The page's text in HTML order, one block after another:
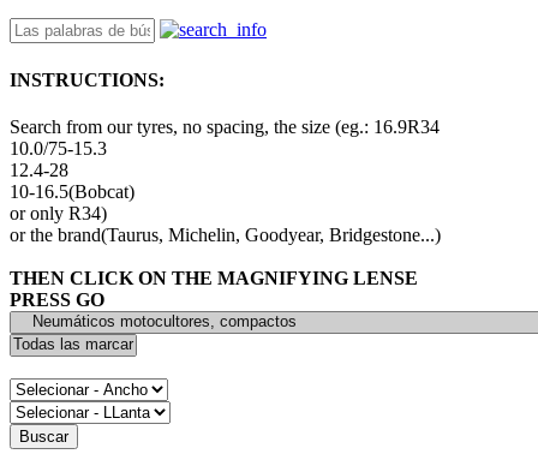
INSTRUCTIONS:
Search from our tyres, no spacing, the size (eg.: 16.9R34
10.0/75-15.3
12.4-28
10-16.5(Bobcat)
or only R34)
or the brand(Taurus, Michelin, Goodyear, Bridgestone...)
THEN CLICK ON THE MAGNIFYING LENSE
PRESS GO